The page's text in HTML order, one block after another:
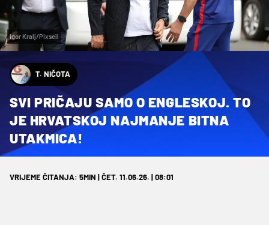
Igor Kralj/Pixsell
T. NIČOTA
SVI PRIČAJU SAMO O ENGLESKOJ. TO
JE HRVATSKOJ NAJMANJE BITNA
UTAKMICA!
VRIJEME ČITANJA: 5MIN | ČET. 11.06.26. | 08:01